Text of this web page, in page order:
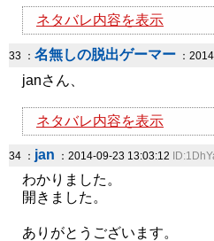
ネタバレ内容を表示
33 ： 名無しの脱出ゲーマー ：
janさん、
ネタバレ内容を表示
34 ： jan ：2014-09-23 13:03:12
わかりました。
開きました。
ありがとうございます。